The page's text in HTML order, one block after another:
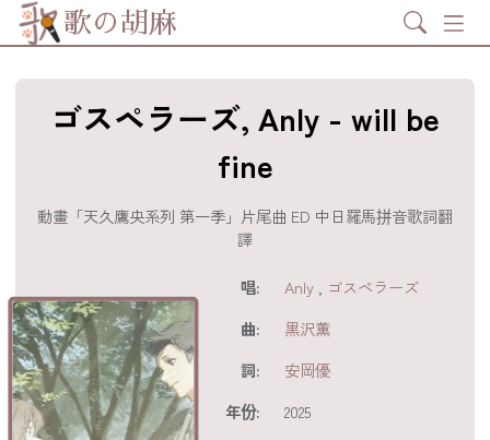
歌の胡麻 Search
ゴスペラーズ, Anly - will be
fine
動畫「天久鷹央系列 第一季」片尾曲 ED 中日羅馬拼音歌詞翻
譯
唱: Anly
ゴスペラーズ
曲:
黒沢薫
詞:
安岡優
年份:
2025